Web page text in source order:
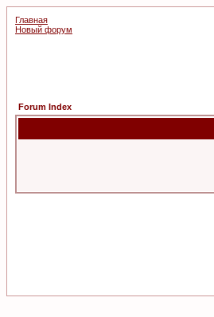
Главная
Новый форум
Forum Index